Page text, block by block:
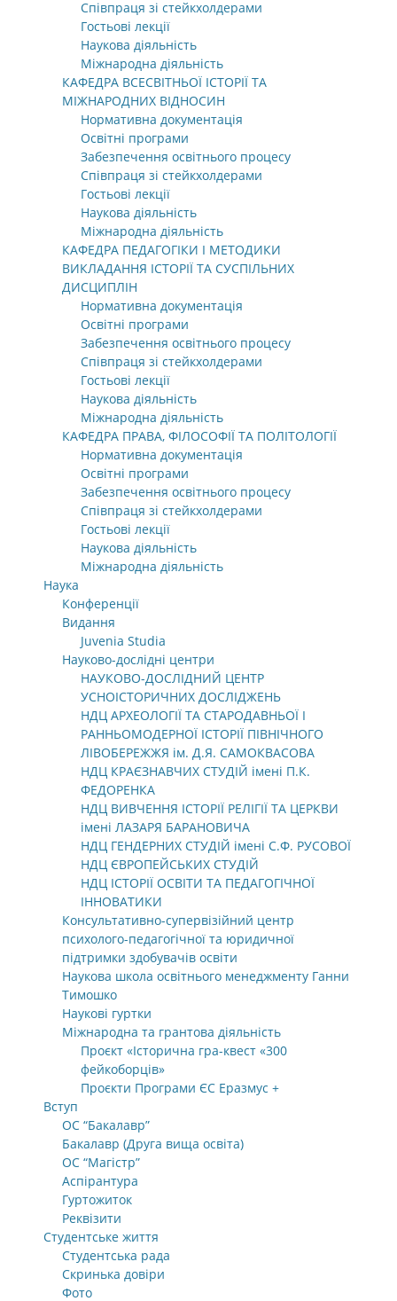
Співпраця зі стейкхолдерами
Гостьові лекції
Наукова діяльність
Міжнародна діяльність
КАФЕДРА ВСЕСВІТНЬОЇ ІСТОРІЇ ТА
МІЖНАРОДНИХ ВІДНОСИН
Нормативна документація
Освітні програми
Забезпечення освітнього процесу
Співпраця зі стейкхолдерами
Гостьові лекції
Наукова діяльність
Міжнародна діяльність
КАФЕДРА ПЕДАГОГІКИ І МЕТОДИКИ
ВИКЛАДАННЯ ІСТОРІЇ ТА СУСПІЛЬНИХ
ДИСЦИПЛІН
Нормативна документація
Освітні програми
Забезпечення освітнього процесу
Співпраця зі стейкхолдерами
Гостьові лекції
Наукова діяльність
Міжнародна діяльність
КАФЕДРА ПРАВА, ФІЛОСОФІЇ ТА ПОЛІТОЛОГІЇ
Нормативна документація
Освітні програми
Забезпечення освітнього процесу
Співпраця зі стейкхолдерами
Гостьові лекції
Наукова діяльність
Міжнародна діяльність
Наука
Конференції
Видання
Juvenia Studia
Науково-дослідні центри
НАУКОВО-ДОСЛІДНИЙ ЦЕНТР
УСНОІСТОРИЧНИХ ДОСЛІДЖЕНЬ
НДЦ АРХЕОЛОГІЇ ТА СТАРОДАВНЬОЇ І
РАННЬОМОДЕРНОЇ ІСТОРІЇ ПІВНІЧНОГО
ЛІВОБЕРЕЖЖЯ ім. Д.Я. САМОКВАСОВА
НДЦ КРАЄЗНАВЧИХ СТУДІЙ імені П.К.
ФЕДОРЕНКА
НДЦ ВИВЧЕННЯ ІСТОРІЇ РЕЛІГІЇ ТА ЦЕРКВИ
імені ЛАЗАРЯ БАРАНОВИЧА
НДЦ ГЕНДЕРНИХ СТУДІЙ імені С.Ф. РУСОВОЇ
НДЦ ЄВРОПЕЙСЬКИХ СТУДІЙ
НДЦ ІСТОРІЇ ОСВІТИ ТА ПЕДАГОГІЧНОЇ
ІННОВАТИКИ
Консультативно-супервізійний центр
психолого-педагогічної та юридичної
підтримки здобувачів освіти
Наукова школа освітнього менеджменту Ганни
Тимошко
Наукові гуртки
Міжнародна та грантова діяльність
Проєкт «Історична гра-квест «300
фейкоборців»
Проєкти Програми ЄС Еразмус +
Вступ
ОС “Бакалавр”
Бакалавр (Друга вища освіта)
ОС “Магістр”
Аспірантура
Гуртожиток
Реквізити
Студентське життя
Студентська рада
Скринька довіри
Фото